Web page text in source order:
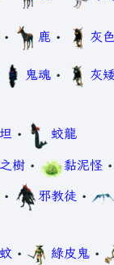
• 鹿 • 灰
鬼魂 • 灰
• 蛟龍
樹 • 黏泥怪 •
• 邪教徒 •
• 綠皮鬼 •